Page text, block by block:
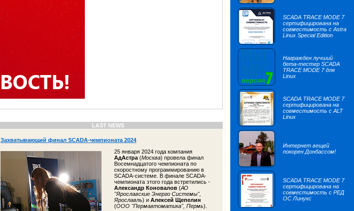
LAST NEWS
Захватывающий финал SCADA-чемпионата 2024
25 января 2024 года компания
АдАстра (Москва) провела финал
Восемнадцатого чемпионата по
скоростному программированию в
SCADA-системе. В финале SCADA-
чемпионата этого года встретились -
Александр Коновалов (АО
"Ярославские Энерго Системы",
Ярославль) и Алексей Щепелин
(ООО "Пермавтоматика", Пермь).
SCADA TRACE MODE 7
сертифицирована на
совместимость с Astra
Linux Special Edition
Награжден лучший
бета-тестер SCADA
TRACE MODE 7 для
Linux
SCADA TRACE MODE 7
сертифицирована на
совместимость с ALT
Linux
Интернет вещей
покорен Донбассом!
SCADA TRACE MODE 7
сертифицирована на
совместимость с РЕД
ОС Линукс